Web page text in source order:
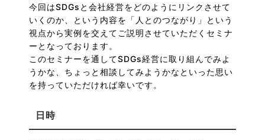
今回はSDGsと会社経営をどのようにリンクさせて
いくのか、という内容を「人とのつながり」という
視点から実例を交えてご説明させていただくセミナ
ーとなっております。
このセミナーを通してSDGs経営に取り組んでみよ
うかな、ちょっと相談してみようかなといった思い
を持っていただければ幸いです。
日時